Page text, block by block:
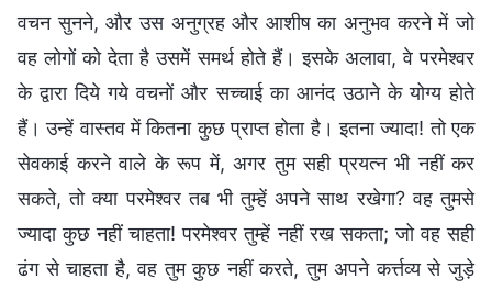
वचन सुनने, और उस अनुग्रह और आशीष का अनुभव करने में जो
वह लोगों को देता है उसमें समर्थ होते हैं। इसके अलावा, वे परमेश्वर
के द्वारा दिये गये वचनों और सच्चाई का आनंद उठाने के योग्य होते
हैं। उन्हें वास्तव में कितना कुछ प्राप्त होता है। इतना ज्यादा! तो एक
सेवकाई करने वाले के रूप में, अगर तुम सही प्रयत्न भी नहीं कर
सकते, तो क्या परमेश्वर तब भी तुम्हें अपने साथ रखेगा? वह तुमसे
ज्यादा कुछ नहीं चाहता! परमेश्वर तुम्हें नहीं रख सकता; जो वह सही
ढंग से चाहता है, वह तुम कुछ नहीं करते, तुम अपने कर्त्तव्य से जुड़े